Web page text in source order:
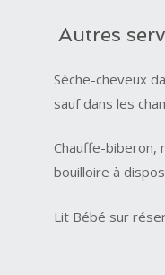
Autres
Sèche-cheveux
sauf dans les
Chauffe-biberon,
bouilloire à
Lit Bébé sur